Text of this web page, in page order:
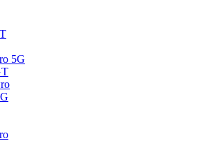
5G